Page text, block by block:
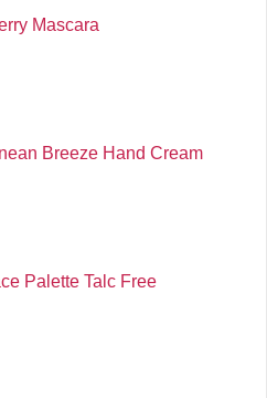
Mascara
Breeze Hand Cream
Palette Talc Free